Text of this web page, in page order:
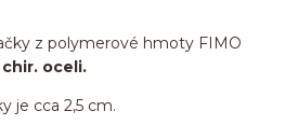
z polymerové hmoty FIMO
oceli.
je cca 2,5 cm.